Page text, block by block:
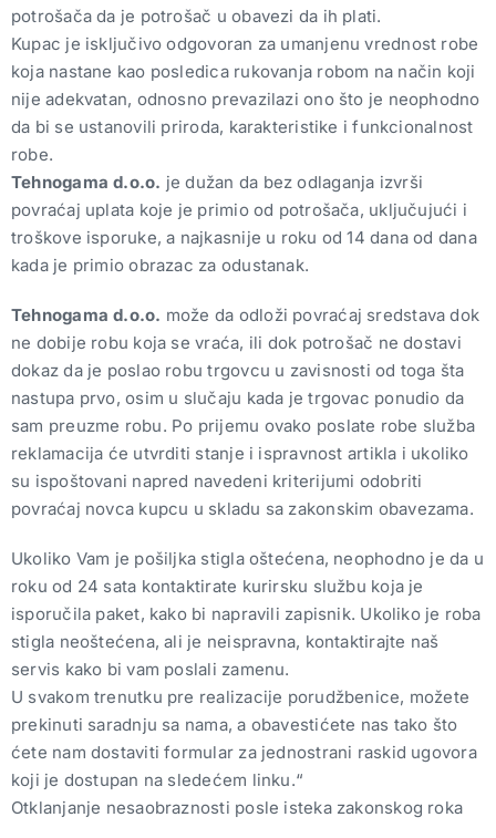
potrošača da je potrošač u obavezi da ih plati.
Kupac je isključivo odgovoran za umanjenu vrednost robe
koja nastane kao posledica rukovanja robom na način koji
nije adekvatan, odnosno prevazilazi ono što je neophodno
da bi se ustanovili priroda, karakteristike i funkcionalnost
robe.
Tehnogama d.o.o. je dužan da bez odlaganja izvrši
povraćaj uplata koje je primio od potrošača, uključujući i
troškove isporuke, a najkasnije u roku od 14 dana od dana
kada je primio obrazac za odustanak.
Tehnogama d.o.o. može da odloži povraćaj sredstava dok
ne dobije robu koja se vraća, ili dok potrošač ne dostavi
dokaz da je poslao robu trgovcu u zavisnosti od toga šta
nastupa prvo, osim u slučaju kada je trgovac ponudio da
sam preuzme robu. Po prijemu ovako poslate robe služba
reklamacija će utvrditi stanje i ispravnost artikla i ukoliko
su ispoštovani napred navedeni kriterijumi odobriti
povraćaj novca kupcu u skladu sa zakonskim obavezama.
Ukoliko Vam je pošiljka stigla oštećena, neophodno je da u
roku od 24 sata kontaktirate kurirsku službu koja je
isporučila paket, kako bi napravili zapisnik. Ukoliko je roba
stigla neoštećena, ali je neispravna, kontaktirajte naš
servis kako bi vam poslali zamenu.
U svakom trenutku pre realizacije porudžbenice, možete
prekinuti saradnju sa nama, a obavestićete nas tako što
ćete nam dostaviti formular za jednostrani raskid ugovora
koji je dostupan na sledećem linku.“
Otklanjanje nesaobraznosti posle isteka zakonskog roka